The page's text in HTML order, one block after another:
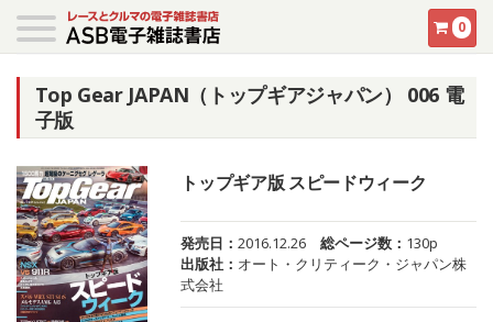
0
Top Gear JAPAN（トップギアジャパン） 006 電
子版
トップギア版 スピードウィーク
発売日：2016.12.26 総ページ数： 130p
出版社： オート・クリティーク・ジャパン株
式会社